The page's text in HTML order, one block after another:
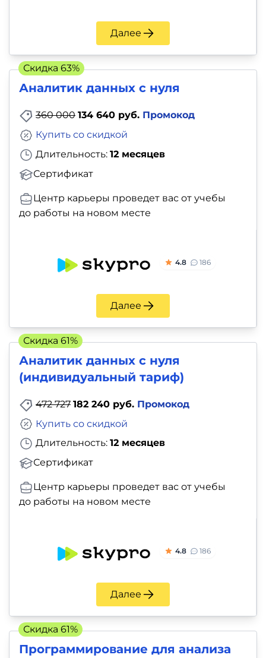
Далее
Аналитик данных с нуля
360 000 134 640 руб. Промокод
Длительность: 12 месяцев
Сертификат
Купить со скидкой
Центр карьеры проведет вас от учебы
до работы на новом месте
4.8 186
Далее
Скидка 63%
Аналитик данных с нуля
(индивидуальный тариф)
472 727 182 240 руб. Промокод
Длительность: 12 месяцев
Сертификат
Купить со скидкой
Центр карьеры проведет вас от учебы
до работы на новом месте
4.8 186
Далее
Скидка 61%
Программирование для анализа
Скидка 61%